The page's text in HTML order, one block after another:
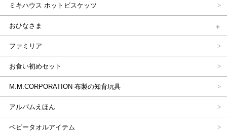
ミキハウス ホットビスケッツ
おひなさま
ファミリア
お食い初めセット
M.M.CORPORATION 布製の知育玩具
アルバムえほん
ベビータオルアイテム